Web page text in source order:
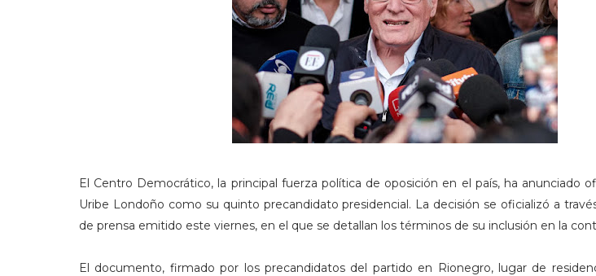
El Centro Democrático, la principal fuerza política de oposición en el país, ha anunciado
Uribe Londoño como su quinto precandidato presidencial. La decisión se oficializó a
de prensa emitido este viernes, en el que se detallan los términos de su inclusión en la
El documento, firmado por los precandidatos del partido en Rionegro, lugar de